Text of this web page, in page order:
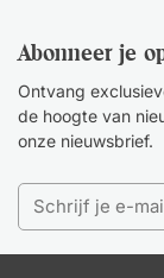
Abonneer je
Ontvang
de hoogte van
onze nieuwsbrief.